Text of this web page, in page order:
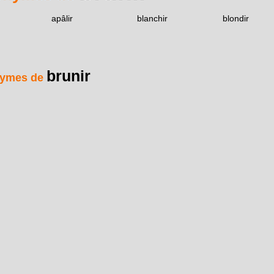
apâlir blanchir blondir
de brunir